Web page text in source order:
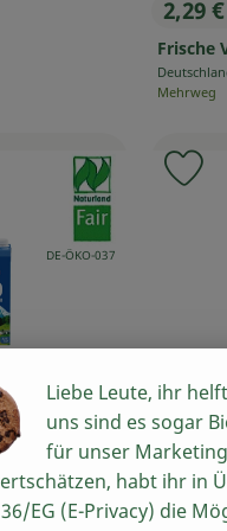
,2,29 €
Frische
, Herkunft:
Mehrweg
Produkt zum
, Verband:
, Kontrollstelle:
DE-ÖKO-037
Favouriten hinzufügen
1,89
Liebe Leute, ihr
uns sind es sogar
für unser
habt ihr in
EG (E-Privacy) die